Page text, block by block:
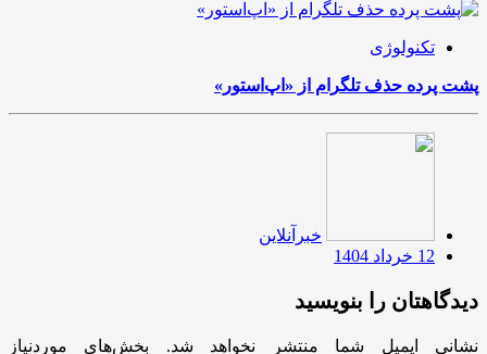
تکنولوژی
پشت پرده حذف تلگرام از «اپ‌استور»
خبرآنلاین
12 خرداد 1404
دیدگاهتان را بنویسید
نشانی ایمیل شما منتشر نخواهد شد. بخش‌های موردنیاز